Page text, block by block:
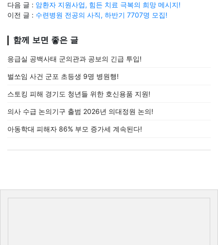
다음 글 : 암환자 지원사업, 힘든 치료 극복의 희망 메시지!
이전 글 : 수련병원 전공의 사직, 하반기 7707명 모집!
함께 보면 좋은 글
응급실 공백사태 군의관과 공보의 긴급 투입!
벌쏘임 사건 군포 초등생 9명 병원행!
스토킹 피해 경기도 청년들 위한 호신용품 지원!
의사 수급 논의기구 출범 2026년 의대정원 논의!
아동학대 피해자 86% 부모 증가세 계속된다!